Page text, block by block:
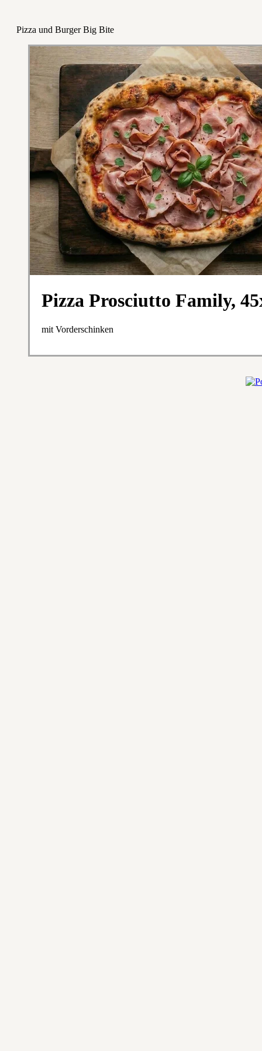
Pizza und Burger Big Bite
Pizza Prosciutto Family,
mit Vorderschinken